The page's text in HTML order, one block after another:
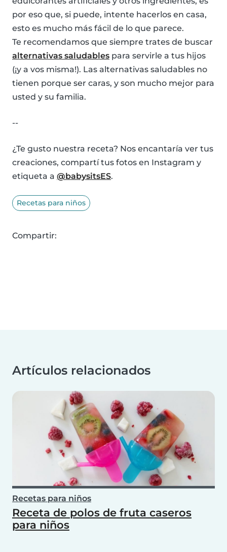
por eso que, si puede, intente hacerlos en casa,
esto es mucho más fácil de lo que parece.
Te recomendamos que siempre trates de buscar
alternativas saludables para servirle a tus hijos
(¡y a vos misma!). Las alternativas saludables no
tienen porque ser caras, y son mucho mejor para
usted y su familia.
--
¿Te gusto nuestra receta? Nos encantaría ver tus
creaciones, compartí tus fotos en Instagram y
etiqueta a @babysitsES.
Recetas para niños
Compartir:
Artículos relacionados
Recetas para niños
Receta de polos de fruta caseros
para niños